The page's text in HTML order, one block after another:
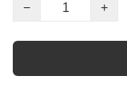
−
+